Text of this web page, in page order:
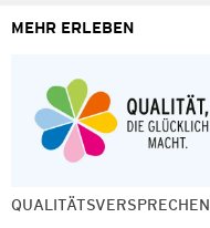
MEHR ERLEBEN
QUALITÄTSVERSPRECHEN